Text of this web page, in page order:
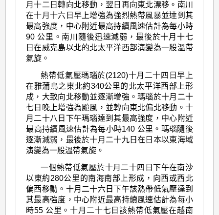
月十二日轉向北移動，翌日再向東北漂移。南川
在十月十六日早上增強為強烈熱帶風暴並達到其
最高強度，中心附近最高持續風速估計為每小時
90 公里。南川隨後迅速減弱，最後於十月十七
日在威克島以北的北太平洋西部演變為一股溫帶
氣旋。
熱帶低氣壓瑪瑙於(2120)十月二十四日早上
在雅蒲島之東北約340公里的北太平洋西部上形
成，大致向北移動並逐漸增強。瑪瑙於十月二十
七日晚上增強為颱風，並轉向東北偏北移動。十
月二十八日下午瑪瑙達到其最高強度，中心附近
最高持續風速估計為每小時140 公里。瑪瑙隨後
逐漸減弱，最後於十月二十九日在日本以東海域
演變為一股溫帶氣旋。
一個熱帶低氣壓於十月二十四日下午在南沙
以東約280公里的南海南部上形成，向西或西北
偏西移動。十月二十六日下午該熱帶低氣壓達到
其最高強度，中心附近最高持續風速估計為每小
時55 公里。十月二十七日該熱帶低氣壓在越南